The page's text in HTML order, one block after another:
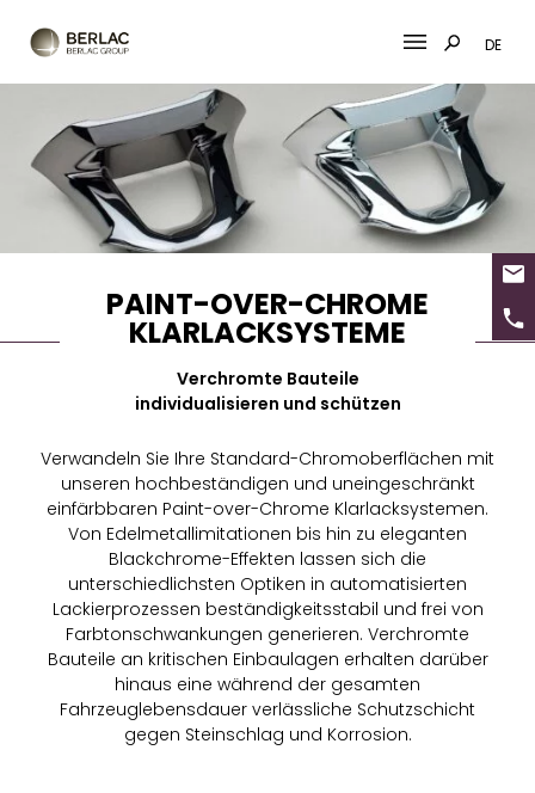
content
DE
PAINT-OVER-CHROME
KLARLACKSYSTEME
Verchromte Bauteile
individualisieren und schützen
Verwandeln Sie Ihre Standard-Chromoberflächen mit
unseren hochbeständigen und uneingeschränkt
einfärbbaren Paint-over-Chrome Klarlacksystemen.
Von Edelmetallimitationen bis hin zu eleganten
Blackchrome-Effekten lassen sich die
unterschiedlichsten Optiken in automatisierten
Lackierprozessen beständigkeitsstabil und frei von
Farbtonschwankungen generieren. Verchromte
Bauteile an kritischen Einbaulagen erhalten darüber
hinaus eine während der gesamten
Fahrzeuglebensdauer verlässliche Schutzschicht
gegen Steinschlag und Korrosion.